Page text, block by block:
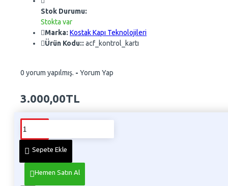
Stok Durumu:
Stokta var
Marka: Kostak Kapı Teknolojileri
Ürün Kodu:: acf_kontrol_kartı
0 yorum yapılmış. - Yorum Yap
3.000,00TL
Sepete Ekle
Hemen Satın Al
Whatsapp Sipariş
Telefon İle Sipariş